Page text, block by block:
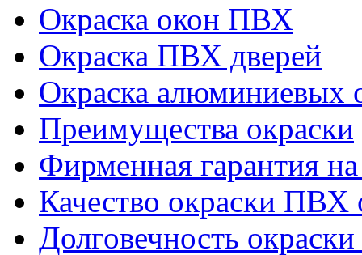
Окраска окон ПВХ
Окраска ПВХ дверей
Окраска алюминиевых
Преимущества окраски
Фирменная гарантия
Качество окраски ПВХ
Долговечность